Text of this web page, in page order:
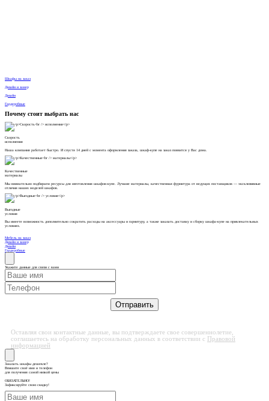
Шкафы на заказ
Дизайн и замер
Дизайн
Гардеробные
Почему стоит выбрать нас
Скорость
исполнения
Наша компания работает быстро. И спустя 14 дней с момента оформления заказа, шкаф-купе на заказ появится у Вас дома.
Качественные
материалы
Мы внимательно подбираем ресурсы для изготовления шкафов-купе. Лучшие материалы, качественная фурнитура от ведущих поставщиков — эксклюзивные
отличия наших моделей шкафов.
Выгодные
условия
Вы имеете возможность дополнительно сократить расходы на аксессуары и гарнитуру, а также заказать доставку и сборку шкафа-купе на привлекательных
условиях.
Мебель на заказ
Дизайн и замер
Дизайн
Гардеробные
Укажите данные для связи с вами
Оставляя свои контактные данные, вы подтверждаете свое совершеннолетие,
соглашаетесь на обработку персональных данных в соответствии с Правовой
информацией
Заказать шкафы дешевле?
Впишите своё имя и телефон
для получения самой низкой цены
ОБЯЗАТЕЛЬНО!
Зафиксируйте свою скидку!